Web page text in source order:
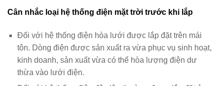
Cân nhắc loại hệ thống điện mặt trời trước khi lắp
Đối với hệ thống điện hòa lưới được lắp đặt trên mái
tôn. Dòng điện được sản xuất ra vừa phục vụ sinh hoạt,
kinh doanh, sản xuất vừa có thể hòa lượng điện dư
thừa vào lưới điện.